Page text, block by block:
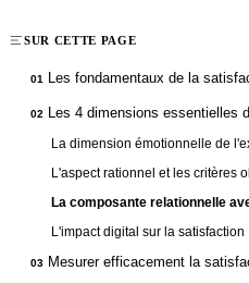
SUR CETTE PAGE
01 Les fondamentaux de la
02 Les 4 dimensions essentielles
La dimension émotionnelle de
L'aspect rationnel et les critères
La composante relationnelle
L'impact digital sur la satisfaction
03 Mesurer efficacement la